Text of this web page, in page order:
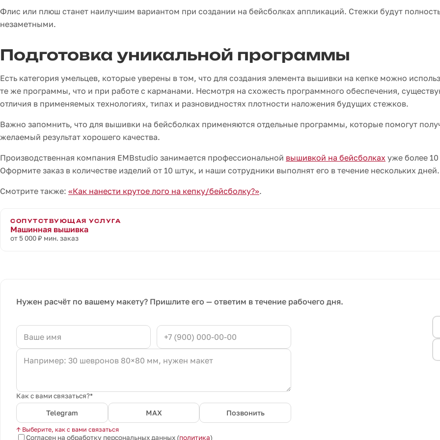
Флис или плюш станет наилучшим вариантом при создании на бейсболках аппликаций. Стежки будут
незаметными.
Подготовка уникальной программы
Есть категория умельцев, которые уверены в том, что для создания элемента вышивки на кепке можно
те же программы, что и при работе с карманами. Несмотря на схожесть программного обеспечения,
отличия в применяемых технологиях, типах и разновидностях плотности наложения будущих стежков.
Важно запомнить, что для вышивки на бейсболках применяются отдельные программы, которые помогут
желаемый результат хорошего качества.
Производственная компания EMBstudio занимается профессиональной вышивкой на бейсболках уже более 10
Оформите заказ в количестве изделий от 10 штук, и наши сотрудники выполнят его в течение нескольких дней.
Смотрите также: «Как нанести крутое лого на кепку/бейсболку?».
СОПУТСТВУЮЩАЯ УСЛУГА
Машинная вышивка
от 5 000 ₽ мин. заказ
Нужен расчёт по вашему макету? Пришлите его — ответим в течение рабочего дня.
Как с вами связаться?*
Telegram MAX Позвонить
↑ Выберите, как с вами связаться
Согласен на обработку персональных данных (политика)